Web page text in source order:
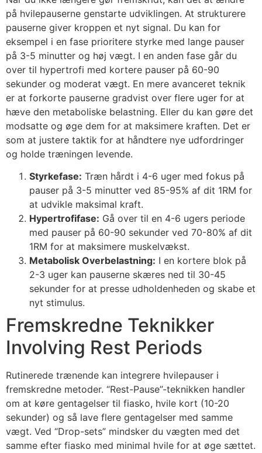
på hvilepauserne genstarte udviklingen. At strukturere
pauserne giver kroppen et nyt signal. Du kan for
eksempel i en fase prioritere styrke med lange pauser
på 3-5 minutter og høj vægt. I en anden fase går du
over til hypertrofi med kortere pauser på 60-90
sekunder og moderat vægt. En mere avanceret teknik
er at forkorte pauserne gradvist over flere uger for at
hæve den metaboliske belastning. Eller du kan gøre det
modsatte og øge dem for at maksimere kraften. Det er
som at justere taktik for at håndtere nye udfordringer
og holde træningen levende.
Styrkefase: Træn hårdt i 4-6 uger med fokus på
pauser på 3-5 minutter ved 85-95% af dit 1RM for
at udvikle maksimal kraft.
Hypertrofifase: Gå over til en 4-6 ugers periode
med pauser på 60-90 sekunder ved 70-80% af dit
1RM for at maksimere muskelvækst.
Metabolisk Overbelastning: I en kortere blok på
2-3 uger kan pauserne skæres ned til 30-45
sekunder for at presse udholdenheden og skabe et
nyt stimulus.
Fremskredne Teknikker
Involving Rest Periods
Rutinerede trænende kan integrere hvilepauser i
fremskredne metoder. “Rest-Pause”-teknikken handler
om at køre gentagelser til fiasko, hvile kort (10-20
sekunder) og så lave flere gentagelser med samme
vægt. Ved “Drop-sets” mindsker du vægten med det
samme efter fiasko med minimal hvile for at øge sættet.